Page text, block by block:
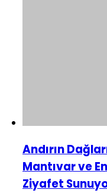
Andırın
Mantıvar ve
Ziyafet